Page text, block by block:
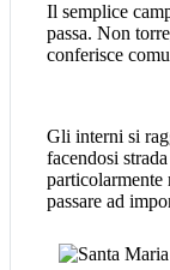
Il semplice
passa. Non
conferisce
Gli interni si
facendosi
particolarmente
passare ad